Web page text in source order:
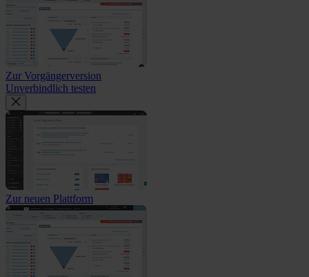
Zur Vorgängerversion
Unverbindlich testen
Zur neuen Plattform